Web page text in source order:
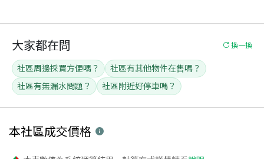
大家都在問 換一換
社區周邊採買方便嗎？
社區有其他物件在售嗎？
社區有無漏水問題？
社區附近好停車嗎？
本社區成交價格